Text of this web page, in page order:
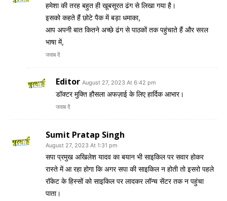
हमेशा की तरह बहुत ही खूबसूरत ढंग से लिखा गया है।
इसको कहते हैं छोटे पैक में बड़ा धमाका,
आप अपनी बात कितने अच्छे ढंग से पाठकों तक पहुंचाते हैं और सरल
भाषा में,
जवाब दें
Editor August 27, 2023 At 6:42 pm
डॉक्टर मुक्ति हौसला अफज़ाई के लिए हार्दिक आभार।
जवाब दें
Sumit Pratap Singh
August 27, 2023 At 1:31 pm
सपा प्रमुख अखिलेश यादव का बयान भी साइकिल पर सवार होकर
रास्ते में आ रहा होगा कि अगर सपा की साइकिल न होती तो इसरो पहले
रॉकेट के हिस्सों को साइकिल पर लादकर लॉन्‍च सेंटर तक न पहुंचा
पाता।